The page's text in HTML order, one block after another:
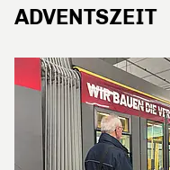
ADVENTSZEIT